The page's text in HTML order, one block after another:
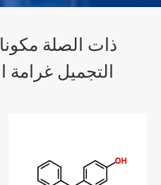
ذات الصلة
التجميل غرامة